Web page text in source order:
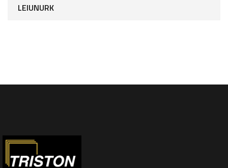
LEIUNURK